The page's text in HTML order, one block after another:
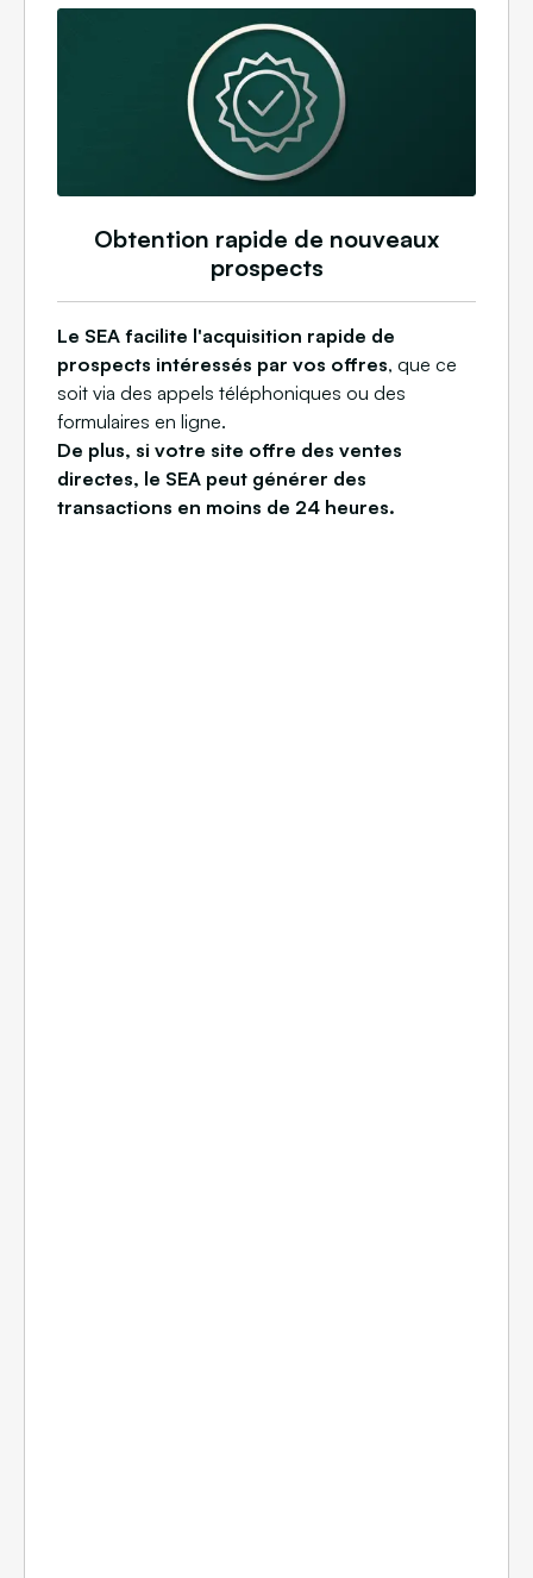
Obtention rapide de nouveaux
prospects
Le SEA facilite l'acquisition rapide de
prospects intéressés par vos offres, que ce
soit via des appels téléphoniques ou des
formulaires en ligne.
De plus, si votre site offre des ventes
directes, le SEA peut générer des
transactions en moins de 24 heures.